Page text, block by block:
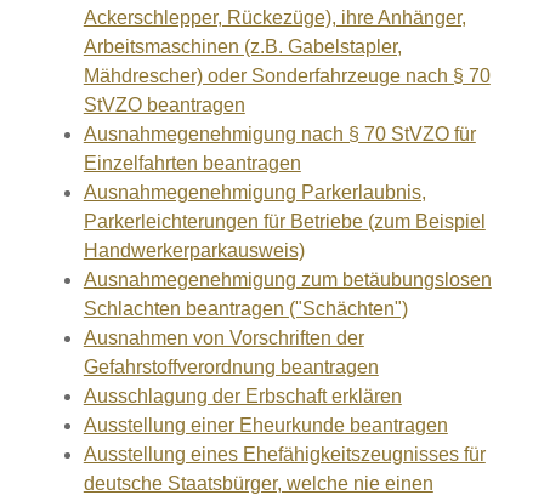
Ackerschlepper, Rückezüge), ihre Anhänger,
Arbeitsmaschinen (z.B. Gabelstapler,
Mähdrescher) oder Sonderfahrzeuge nach § 70
StVZO beantragen
Ausnahmegenehmigung nach § 70 StVZO für
Einzelfahrten beantragen
Ausnahmegenehmigung Parkerlaubnis,
Parkerleichterungen für Betriebe (zum Beispiel
Handwerkerparkausweis)
Ausnahmegenehmigung zum betäubungslosen
Schlachten beantragen ("Schächten")
Ausnahmen von Vorschriften der
Gefahrstoffverordnung beantragen
Ausschlagung der Erbschaft erklären
Ausstellung einer Eheurkunde beantragen
Ausstellung eines Ehefähigkeitszeugnisses für
deutsche Staatsbürger, welche nie einen